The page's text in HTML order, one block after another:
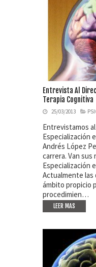
Entrevista Al
Terapia Cognitiva
25/03/2013
Entrevistamos
Especialización
Andrés López
carrera. Van sus
Especialización
Actualmente
ámbito propicio
procedimien…
LEER MAS